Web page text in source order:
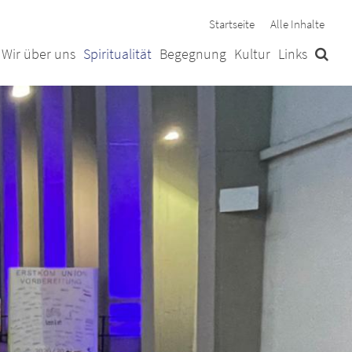
Startseite Alle Inhalte
Wir über uns Spiritualität Begegnung Kultur Links